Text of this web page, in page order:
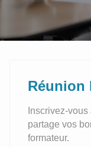
Réunion
Inscrivez-
partage vos
formateur.